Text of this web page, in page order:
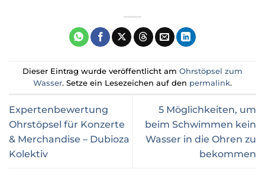
Dieser Eintrag wurde veröffentlicht am Ohrstöpsel zum
Wasser. Setze ein Lesezeichen auf den permalink.
Expertenbewertung
Ohrstöpsel für Konzerte
& Merchandise – Dubioza
Kolektiv
5 Möglichkeiten, um
beim Schwimmen kein
Wasser in die Ohren zu
bekommen